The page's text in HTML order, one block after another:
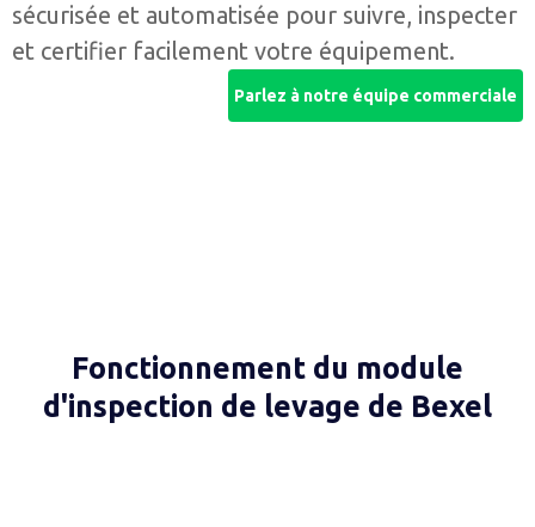
sécurisée et automatisée pour suivre, inspecter
et certifier facilement votre équipement.
Parlez à notre équipe commerciale
Fonctionnement du module
d'inspection de levage de Bexel